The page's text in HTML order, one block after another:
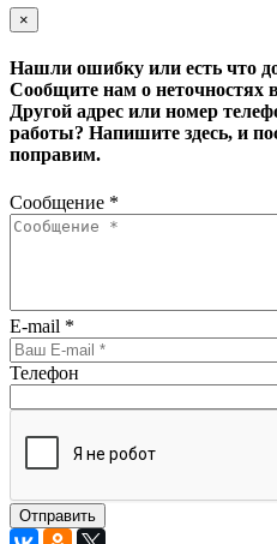
×
Нашли ошибку или есть что
Сообщите нам о неточностях
Другой адрес или номер
работы? Напишите здесь, и
поправим.
Сообщение *
E-mail *
Телефон